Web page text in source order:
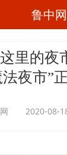
鲁中网
里的夜
夜市”
2020-08-